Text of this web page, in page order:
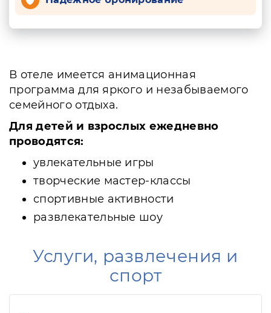
В отеле имеется анимационная
программа для яркого и незабываемого
семейного отдыха.
Для детей и взрослых ежедневно
проводятся:
увлекательные игры
творческие мастер-классы
спортивные активности
развлекательные шоу
Услуги, развлечения и
спорт